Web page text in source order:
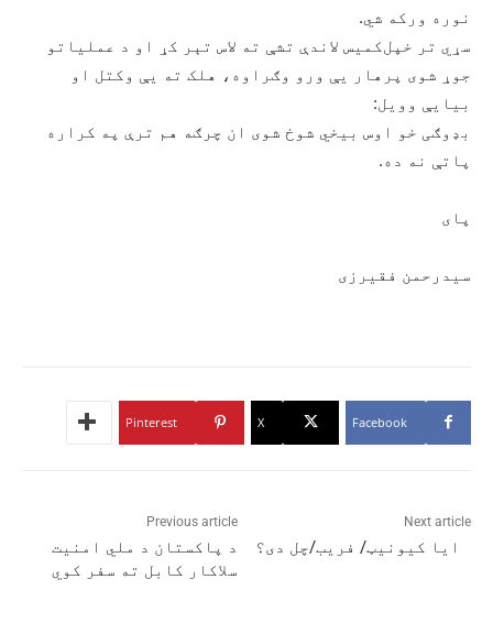
نوره ورکه شي.
سړي تر خپل‌کميس لاندې تشې ته لاس تېر کړ او د عملياتو
جوړ شوی پرهار يې ورو وګراوه، هلک ته يې وکتل او
بيايې وويل:
بډوګی خو اوس بيخي شوخ شوی ان چرګه هم ترې په کراره
پاتې نه ده.
پای
سیدرحمن فقيرزی
Facebook
X
Pinterest
Previous article
د پاکستان د ملي امنيت
سلاکار کابل ته سفر کوي
Next article
ایا کیونیټ/ فریب/چل دی؟